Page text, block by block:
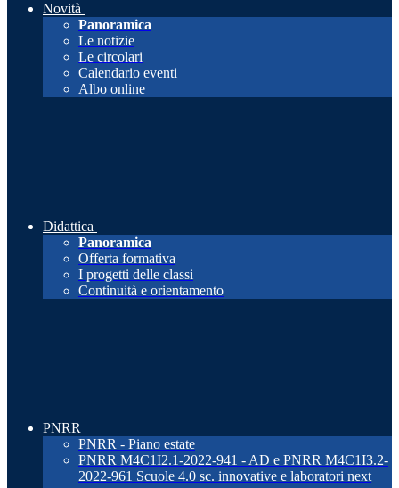
Novità
Panoramica
Le notizie
Le circolari
Calendario eventi
Albo online
Didattica
Panoramica
Offerta formativa
I progetti delle classi
Continuità e orientamento
PNRR
PNRR - Piano estate
PNRR M4C1I2.1-2022-941 - AD e PNRR M4C1I3.2-
2022-961 Scuole 4.0 sc. innovative e laboratori next